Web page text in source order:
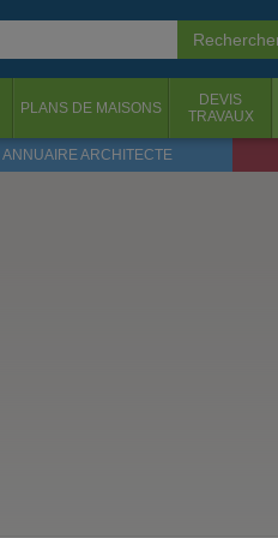
PLANS DE MAISONS
DEVIS
TRAVAUX
ANNUAIRE ARCHITECTE